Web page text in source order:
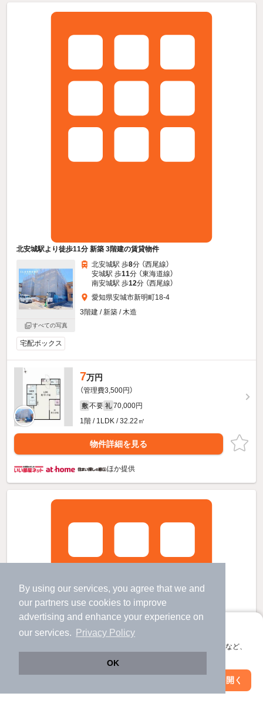
By using our services, you agree that we and
our partners use cookies to improve
advertising and enhance your experience on
our services.
Privacy Policy
OK
アプリに切り替えて、サクサクお部屋探し
会員登録なしですぐ使える。マップ検索やお気に入り保存など、
アプリを開く
北安城駅より徒歩11分 新築 3階建の賃貸物件
すべての写真
北安城駅 歩8分 （西尾線）
安城駅 歩11分 （東海道線）
南安城駅 歩12分 （西尾線）
愛知県安城市新明町18-4
3階建 / 新築 / 木造
宅配ボックス
7万円
（管理費3,500円）
敷 不要 礼 70,000円
1階 / 1LDK / 32.22㎡
物件詳細を見る
ほか提供
絞り込み条件を変更